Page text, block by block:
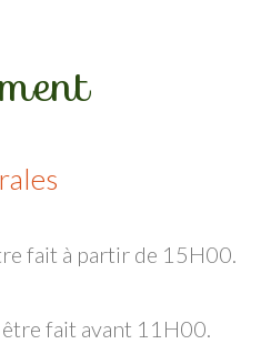
fait à partir de 15H00.
fait avant 11H00.